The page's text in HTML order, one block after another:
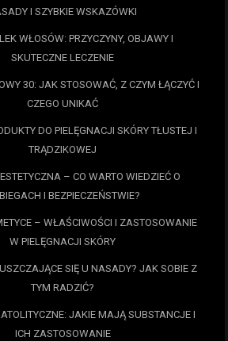
I SZYBKIE WSKAZÓWKI
WŁOSÓW: PRZYCZYNY, OBJAWY I
SKUTECZNE LECZENIE
30: JAK STOSOWAĆ, Z CZYM ŁĄCZYĆ I
CZEGO UNIKAĆ
DO PIELĘGNACJI SKÓRY TŁUSTEJ I
TRĄDZIKOWEJ
– CO WARTO WIEDZIEĆ O
I BEZPIECZEŃSTWIE?
– WŁAŚCIWOŚCI I ZASTOSOWANIE
W PIELĘGNACJI SKÓRY
SIĘ U NASADY? JAK SOBIE Z
TYM RADZIĆ?
JAKIE MAJĄ SUBSTANCJE I
ICH ZASTOSOWANIE